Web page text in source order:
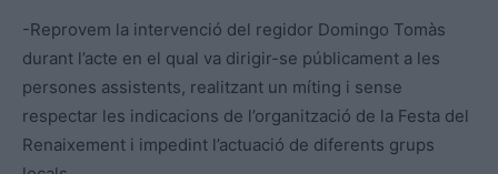
-Reprovem la intervenció del regidor Domingo Tomàs
durant l’acte en el qual va dirigir-se públicament a les
persones assistents, realitzant un míting i sense
respectar les indicacions de l’organització de la Festa del
Renaixement i impedint l’actuació de diferents grups